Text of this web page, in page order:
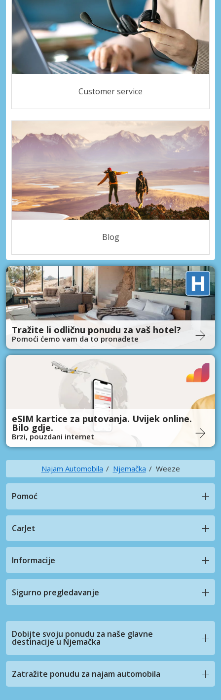
Customer service
Blog
Tražite li odličnu ponudu za vaš hotel?
Pomoći ćemo vam da to pronađete
eSIM kartice za putovanja. Uvijek online.
Bilo gdje.
Brzi, pouzdani internet
Najam Automobila Njemačka Weeze
Pomoć
CarJet
Informacije
Sigurno pregledavanje
Dobijte svoju ponudu za naše glavne
destinacije u Njemačka
Zatražite ponudu za najam automobila